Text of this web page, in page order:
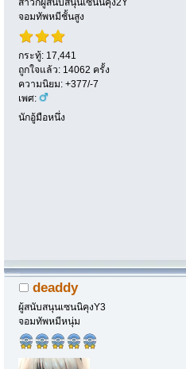
สาวกผู้สนับสนุนเซนนิคุง2Y
จอมทัพหมีชั้นสูง
กระทู้: 17,441
ถูกใจแล้ว: 14062 ครั้ง
ความนิยม: +377/-7
เพศ:
นักอู้มือหนึ่ง
deaddy
ผู้สนับสนุนเซนนิคุงY3
จอมทัพหมีหนุ่ม